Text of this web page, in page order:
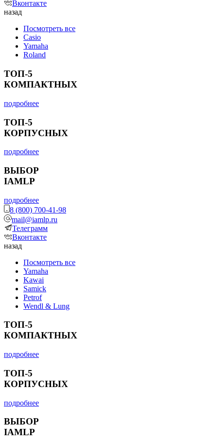
Вконтакте
назад
Посмотреть все
Casio
Yamaha
Roland
ТОП-5
КОМПАКТНЫХ
подробнее
ТОП-5
КОРПУСНЫХ
подробнее
ВЫБОР
IAMLP
подробнее
8 (800) 700-41-98
mail@iamlp.ru
Телеграмм
Вконтакте
назад
Посмотреть все
Yamaha
Kawai
Samick
Petrof
Wendl & Lung
ТОП-5
КОМПАКТНЫХ
подробнее
ТОП-5
КОРПУСНЫХ
подробнее
ВЫБОР
IAMLP